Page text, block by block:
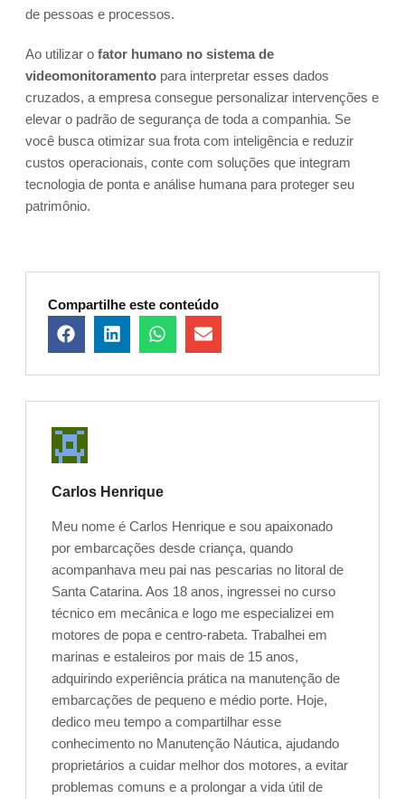
de pessoas e processos.
Ao utilizar o fator humano no sistema de
videomonitoramento para interpretar esses dados
cruzados, a empresa consegue personalizar intervenções e
elevar o padrão de segurança de toda a companhia. Se
você busca otimizar sua frota com inteligência e reduzir
custos operacionais, conte com soluções que integram
tecnologia de ponta e análise humana para proteger seu
patrimônio.
Compartilhe este conteúdo
Carlos Henrique
Meu nome é Carlos Henrique e sou apaixonado
por embarcações desde criança, quando
acompanhava meu pai nas pescarias no litoral de
Santa Catarina. Aos 18 anos, ingressei no curso
técnico em mecânica e logo me especializei em
motores de popa e centro-rabeta. Trabalhei em
marinas e estaleiros por mais de 15 anos,
adquirindo experiência prática na manutenção de
embarcações de pequeno e médio porte. Hoje,
dedico meu tempo a compartilhar esse
conhecimento no Manutenção Náutica, ajudando
proprietários a cuidar melhor dos motores, a evitar
problemas comuns e a prolongar a vida útil de